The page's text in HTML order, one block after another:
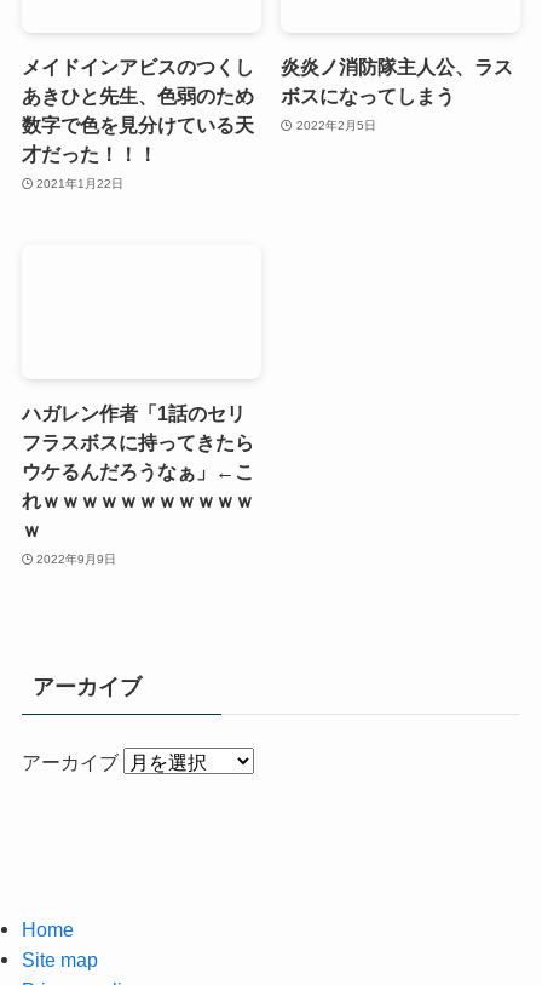
メイドインアビスのつくし
あきひと先生、色弱のため
数字で色を見分けている天
才だった！！！
2021年1月22日
炎炎ノ消防隊主人公、ラス
ボスになってしまう
2022年2月5日
ハガレン作者「1話のセリ
フラスボスに持ってきたら
ウケるんだろうなぁ」←こ
れｗｗｗｗｗｗｗｗｗｗｗ
ｗ
2022年9月9日
アーカイブ
アーカイブ
Home
Site map